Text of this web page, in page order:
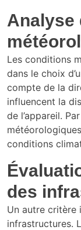
Analyse
Les conditions
dans le choix
compte de la
influencent la
de l’appareil.
conditions
des
Un autre
infrastructures.